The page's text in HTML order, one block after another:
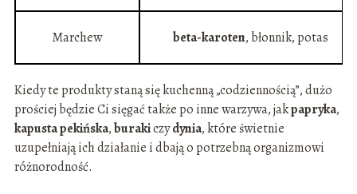
Marchew beta-karoten, błonnik, potas
Kiedy te produkty staną się kuchenną „codziennością”, dużo
prościej będzie Ci sięgać także po inne warzywa, jakpapryka,
kapusta pekińska,burakiczydynia, które świetnie
uzupełniają ich działanie i dbają o potrzebną organizmowi
różnorodność.